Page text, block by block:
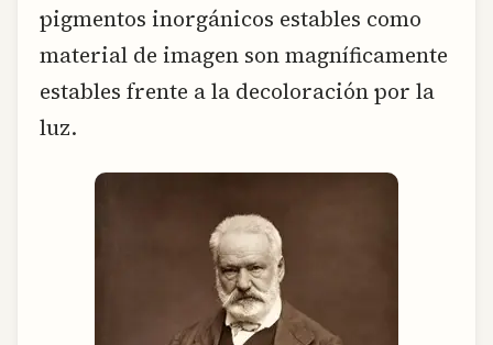
pigmentos inorgánicos estables como
material de imagen son magníficamente
estables frente a la decoloración por la
luz.